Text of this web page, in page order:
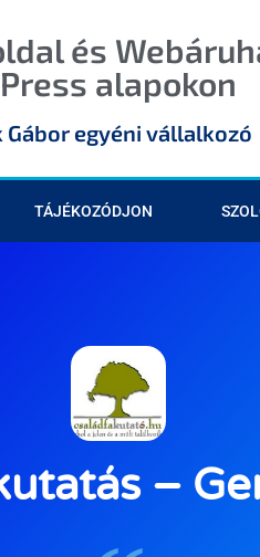
és
alapokon
Gábor egyéni vállalkozó
TÁJÉKOZÓDJON
–